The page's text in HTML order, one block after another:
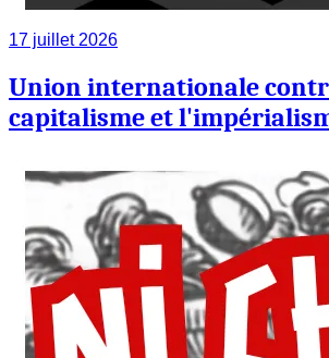
17 juillet 2026
Union internationale
capitalisme et